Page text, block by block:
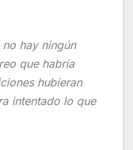
hay ningún
que habría
hubieran
intentado lo que